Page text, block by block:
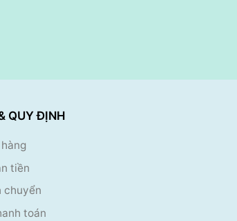
QUY ĐỊNH
tiền
chuyển
toán